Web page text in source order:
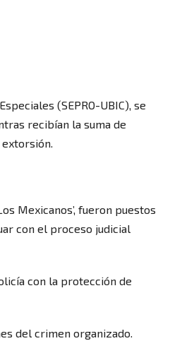
(SEPRO-UBIC), se
recibían la suma de
Mexicanos’, fueron puestos
con el proceso judicial
con la protección de
del crimen organizado.